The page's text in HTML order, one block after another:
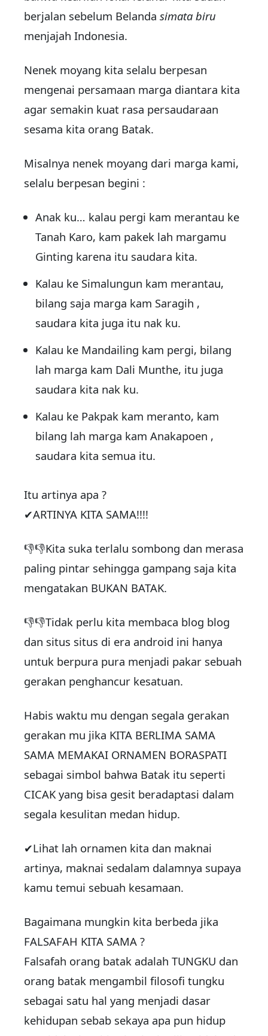
berjalan sebelum Belanda simata biru
menjajah Indonesia.
Nenek moyang kita selalu berpesan
mengenai persamaan marga diantara kita
agar semakin kuat rasa persaudaraan
sesama kita orang Batak.
Misalnya nenek moyang dari marga kami,
selalu berpesan begini :
Anak ku… kalau pergi kam merantau ke
Tanah Karo, kam pakek lah margamu
Ginting karena itu saudara kita.
Kalau ke Simalungun kam merantau,
bilang saja marga kam Saragih ,
saudara kita juga itu nak ku.
Kalau ke Mandailing kam pergi, bilang
lah marga kam Dali Munthe, itu juga
saudara kita nak ku.
Kalau ke Pakpak kam meranto, kam
bilang lah marga kam Anakapoen ,
saudara kita semua itu.
Itu artinya apa ?
✔ARTINYA KITA SAMA!!!!
👎👎Kita suka terlalu sombong dan merasa
paling pintar sehingga gampang saja kita
mengatakan BUKAN BATAK.
👎👎Tidak perlu kita membaca blog blog
dan situs situs di era android ini hanya
untuk berpura pura menjadi pakar sebuah
gerakan penghancur kesatuan.
Habis waktu mu dengan segala gerakan
gerakan mu jika KITA BERLIMA SAMA
SAMA MEMAKAI ORNAMEN BORASPATI
sebagai simbol bahwa Batak itu seperti
CICAK yang bisa gesit beradaptasi dalam
segala kesulitan medan hidup.
✔Lihat lah ornamen kita dan maknai
artinya, maknai sedalam dalamnya supaya
kamu temui sebuah kesamaan.
Bagaimana mungkin kita berbeda jika
FALSAFAH KITA SAMA ?
Falsafah orang batak adalah TUNGKU dan
orang batak mengambil filosofi tungku
sebagai satu hal yang menjadi dasar
kehidupan sebab sekaya apa pun hidup